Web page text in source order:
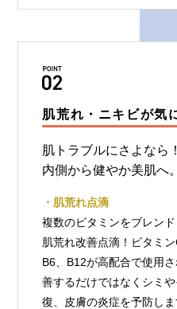
肌荒れ・ニキビが気
肌トラブルにさよなら！
内側から健やか美肌へ。
・肌荒れ点滴
複数のビタミンをブレン
肌荒れ改善点滴！ビタミン
B6、B12が高配合で使用
善するだけではなくシミ
復、皮膚の炎症を予防しま